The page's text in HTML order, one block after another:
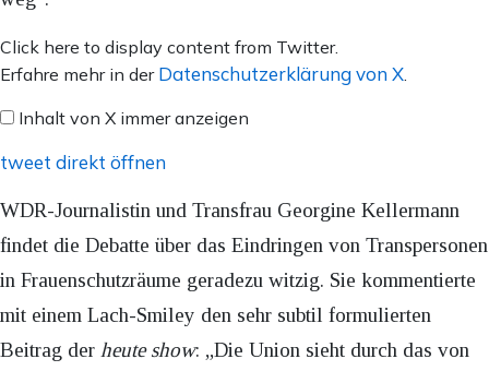
Inhalt
von
anzeigen
Click here to display content from Twitter.
Erfahre mehr in der Datenschutzerklärung von X
Inhalt von X immer anzeigen
tweet direkt öffnen
WDR-Journalistin und Transfrau Georgine Kellermann
findet die Debatte über das Eindringen von Transpersonen
in Frauenschutzräume geradezu witzig. Sie kommentierte
mit einem Lach-Smiley den sehr subtil formulierten
Beitrag der heute show: „Die Union sieht durch das von